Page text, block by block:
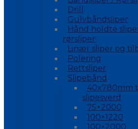
Drill
Gulvbåndsliper
Hånd holdte
rørsliper
Linær sliper og
Polering
Rettsliper
Slipebånd
40x780mm
slipesverd
75×2000
100×1220
100×2000